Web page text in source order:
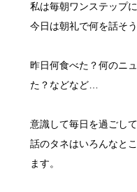
私は毎朝ワンステップ
今日は朝礼で何を話そ
昨日何食べた？何のニ
た？などなど…
意識して毎日を過ごして
話のタネはいろんなと
ます。